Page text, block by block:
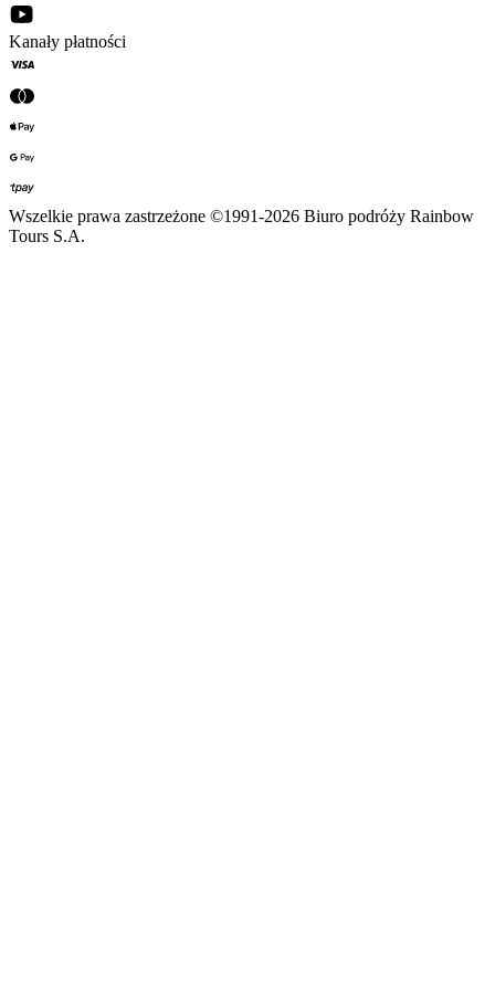
Kanały płatności
Wszelkie prawa zastrzeżone ©1991-2026 Biuro podróży Rainbow
Tours S.A.